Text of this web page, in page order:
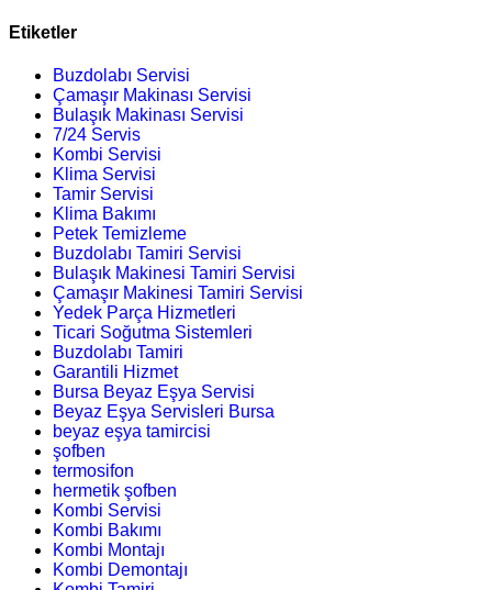
Etiketler
Buzdolabı Servisi
Çamaşır Makinası Servisi
Bulaşık Makinası Servisi
7/24 Servis
Kombi Servisi
Klima Servisi
Tamir Servisi
Klima Bakımı
Petek Temizleme
Buzdolabı Tamiri Servisi
Bulaşık Makinesi Tamiri Servisi
Çamaşır Makinesi Tamiri Servisi
Yedek Parça Hizmetleri
Ticari Soğutma Sistemleri
Buzdolabı Tamiri
Garantili Hizmet
Bursa Beyaz Eşya Servisi
Beyaz Eşya Servisleri Bursa
beyaz eşya tamircisi
şofben
termosifon
hermetik şofben
Kombi Servisi
Kombi Bakımı
Kombi Montajı
Kombi Demontajı